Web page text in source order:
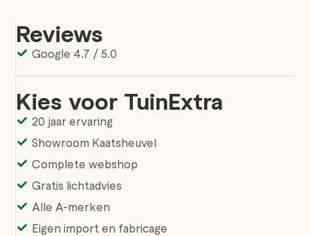
Reviews
Google 4.7 / 5.0
Kies voor TuinExtra
20 jaar ervaring
Showroom Kaatsheuvel
Complete webshop
Gratis lichtadvies
Alle A-merken
Eigen import en fabricage